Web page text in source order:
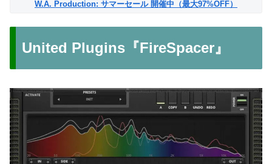
W.A. Production: サマーセール 開催中（最大97%OFF）
United Plugins『FireSpacer』